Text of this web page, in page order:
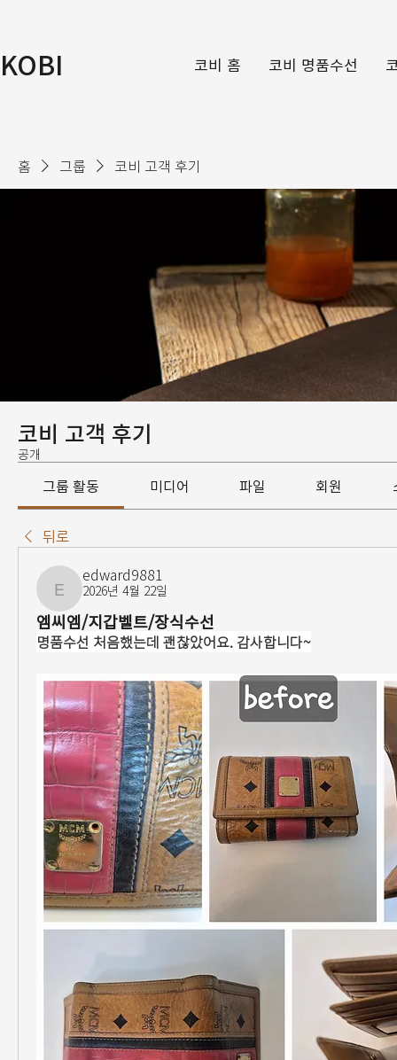
KOBI 코비 홈 코비 명품수선
홈 그룹 코비 고객 후기
코비 고객 후기
공개
그룹 활동 미디어 파일 회원
뒤로
edward9881
edward9881
2026년 4월 22일
엠씨엠/지갑벨트/장식수선
명품수선 처음했는데 괜찮았어요. 감사합니다~